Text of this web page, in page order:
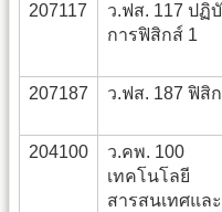
207117
ว.ฟส. 117 ปฏิ
การฟิสิกส์ 1
207187 ว.ฟส. 187 ฟิสิ
204100
ว.คพ. 100
เทคโนโลยี
สารสนเทศและ